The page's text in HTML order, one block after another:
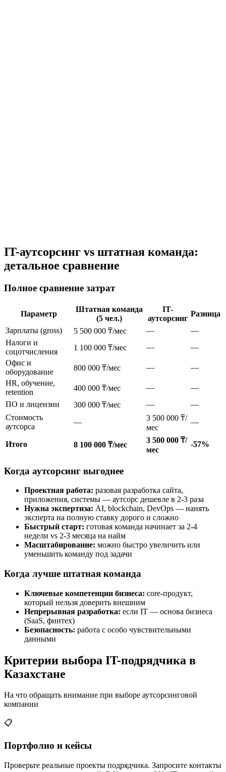
IT-аутсорсинг vs штатная команда:
детальное сравнение
Полное сравнение затрат
Параметр
Штатная команда
(5 чел.)
IT-
аутсорсинг
Разница
Зарплаты (gross)
5 500 000 ₸/мес —
—
Налоги и
соцотчисления
1 100 000 ₸/мес —
—
Офис и
оборудование
800 000 ₸/мес —
—
HR, обучение,
retention
400 000 ₸/мес —
—
ПО и лицензии
300 000 ₸/мес —
—
Стоимость
аутсорса
—
3 500 000 ₸/
мес
—
Итого 8 100 000 ₸/мес
3 500 000 ₸/
мес
-57%
Когда аутсорсинг выгоднее
Проектная работа: разовая разработка сайта,
приложения, системы — аутсорс дешевле в 2-3 раза
Нужна экспертиза: AI, blockchain, DevOps — нанять
эксперта на полную ставку дорого и сложно
Быстрый старт: готовая команда начинает за 2-4
недели vs 2-3 месяца на найм
Масштабирование: можно быстро увеличить или
уменьшить команду под задачи
Когда лучше штатная команда
Ключевые компетенции бизнеса: core-продукт,
который нельзя доверить внешним
Непрерывная разработка: если IT — основа бизнеса
(SaaS, финтех)
Безопасность: работа с особо чувствительными
данными
Критерии выбора IT-подрядчика в
Казахстане
На что обращать внимание при выборе аутсорсинговой
компании
📋
Портфолио и кейсы
Проверьте реальные проекты подрядчика. Запросите контакты